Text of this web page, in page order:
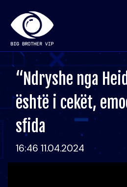
“Ndryshe nga
është i cekët,
sfida
16:46 11.04.2024